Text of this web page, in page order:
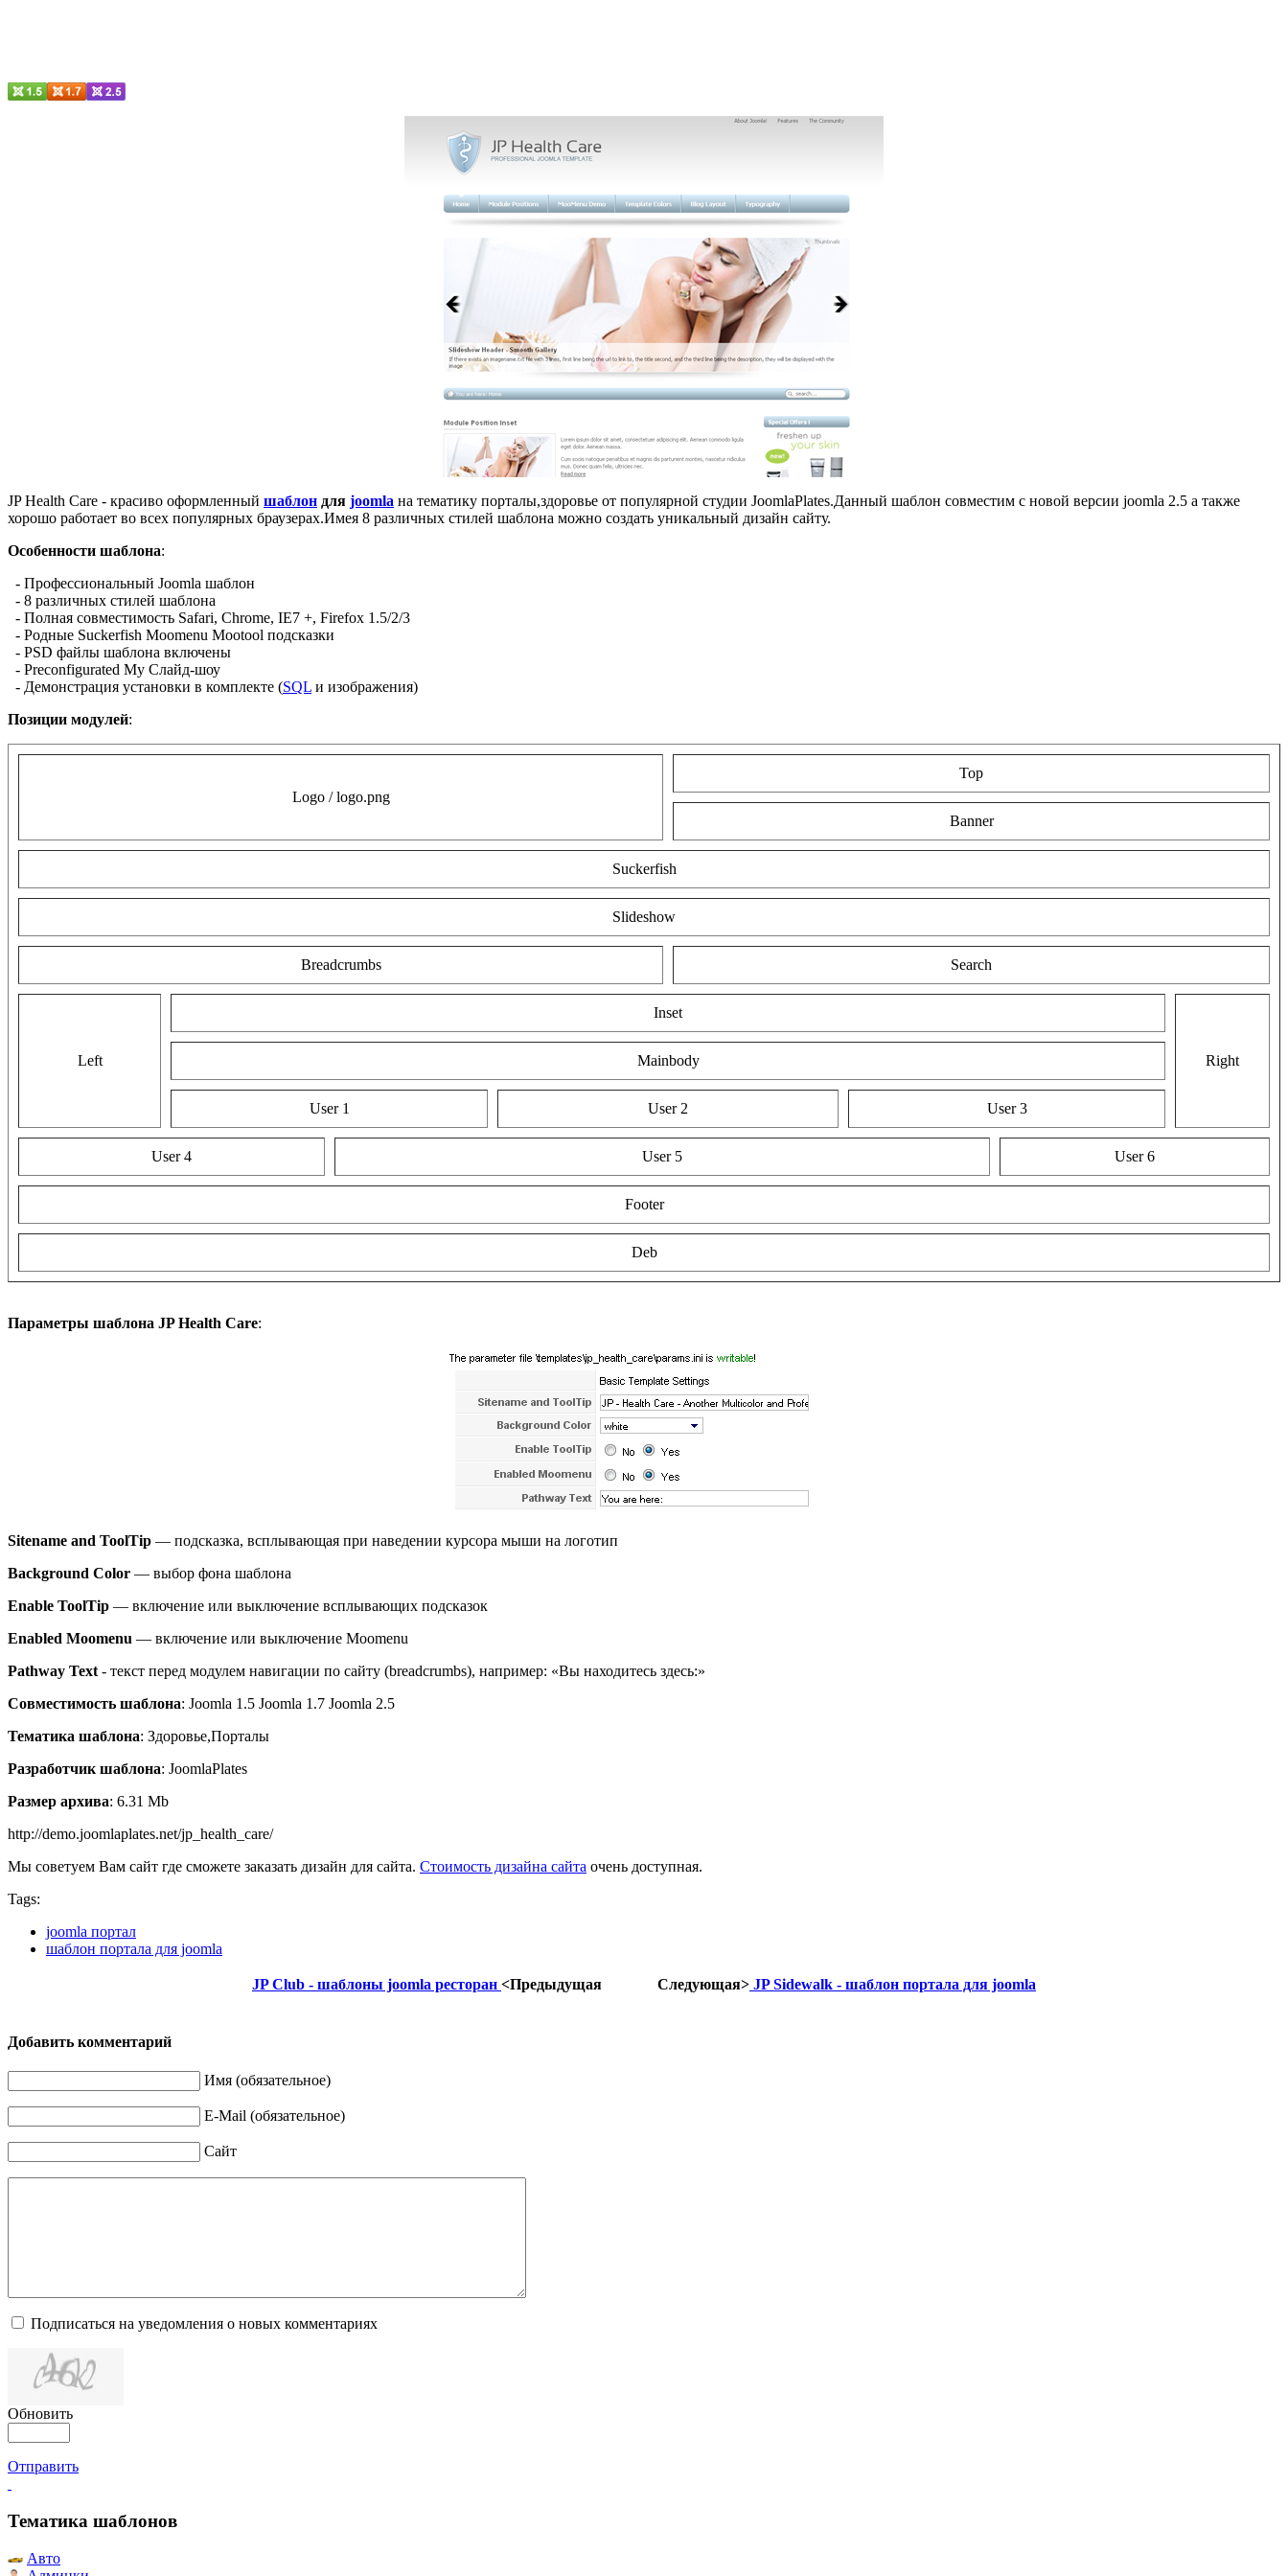
JP Health Care - красиво оформленный шаблон для joomla на тематику порталы,здоровье от популярной студии JoomlaPlates.Данный шаблон совместим с новой версии joomla 2.5 а также
хорошо работает во всех популярных браузерах.Имея 8 различных стилей шаблона можно создать уникальный дизайн сайту.
Особенности шаблона:
- Профессиональный Joomla шаблон
- 8 различных стилей шаблона
- Полная совместимость Safari, Chrome, IE7 +, Firefox 1.5/2/3
- Родные Suckerfish Moomenu Mootool подсказки
- PSD файлы шаблона включены
- Preconfigurated Му Слайд-шоу
- Демонстрация установки в комплекте (SQL и изображения)
Позиции модулей:
Logo / logo.png
Top
Banner
Suckerfish
Slideshow
Breadcrumbs Search
Left
Inset
Right
Mainbody
User 1 User 2 User 3
User 4 User 5 User 6
Footer
Deb
Параметры шаблона JP Health Care:
Sitename and ToolTip — подсказка, всплывающая при наведении курсора мыши на логотип
Background Color — выбор фона шаблона
Enable ToolTip — включение или выключение всплывающих подсказок
Enabled Moomenu — включение или выключение Moomenu
Pathway Text - текст перед модулем навигации по сайту (breadcrumbs), например: «Вы находитесь здесь:»
Совместимость шаблона: Joomla 1.5 Joomla 1.7 Joomla 2.5
Тематика шаблона: Здоровье,Порталы
Разработчик шаблона: JoomlaPlates
Размер архива: 6.31 Mb
http://demo.joomlaplates.net/jp_health_care/
Мы советуем Вам сайт где сможете заказать дизайн для сайта. Стоимость дизайна сайта очень доступная.
Tags:
joomla портал
шаблон портала для joomla
JP Club - шаблоны joomla ресторан <Предыдущая Следующая> JP Sidewalk - шаблон портала для joomla
Добавить комментарий
Имя (обязательное)
E-Mail (обязательное)
Сайт
Подписаться на уведомления о новых комментариях
Обновить
Отправить
Тематика шаблонов
Авто